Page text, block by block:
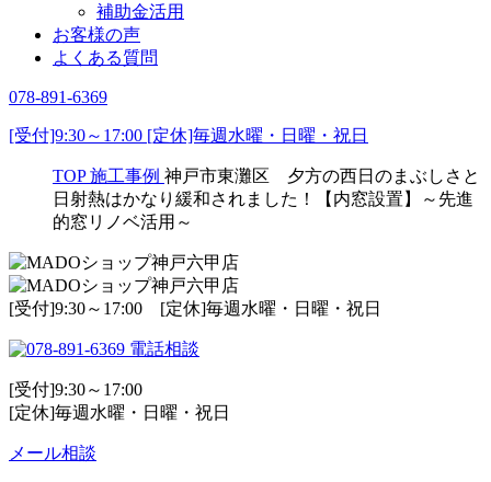
補助金活用
お客様の声
よくある質問
078-891-6369
[受付]9:30～17:00 [定休]毎週水曜・日曜・祝日
TOP 施工事例 神戸市東灘区 夕方の西日のまぶしさと
日射熱はかなり緩和されました！【内窓設置】～先進
的窓リノベ活用～
[受付]9:30～17:00 [定休]毎週水曜・日曜・祝日
電話相談
[受付]9:30～17:00
[定休]毎週水曜・日曜・祝日
メール相談